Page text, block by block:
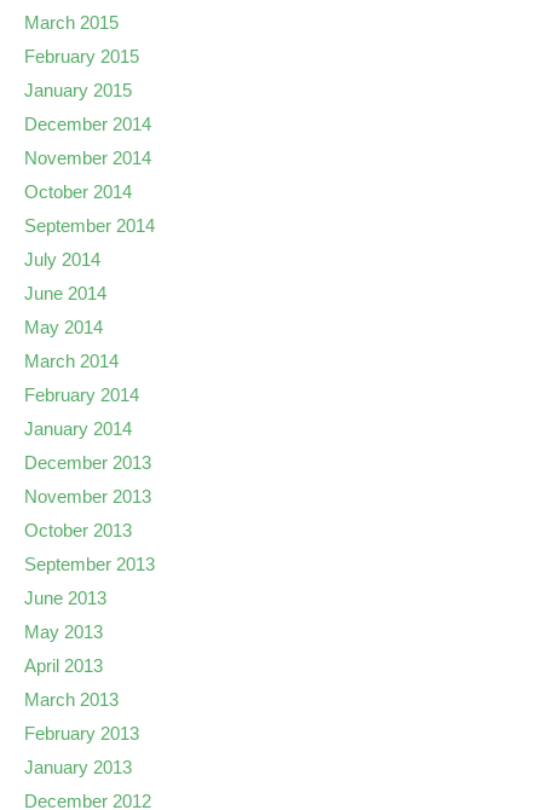
March 2015
February 2015
January 2015
December 2014
November 2014
October 2014
September 2014
July 2014
June 2014
May 2014
March 2014
February 2014
January 2014
December 2013
November 2013
October 2013
September 2013
June 2013
May 2013
April 2013
March 2013
February 2013
January 2013
December 2012